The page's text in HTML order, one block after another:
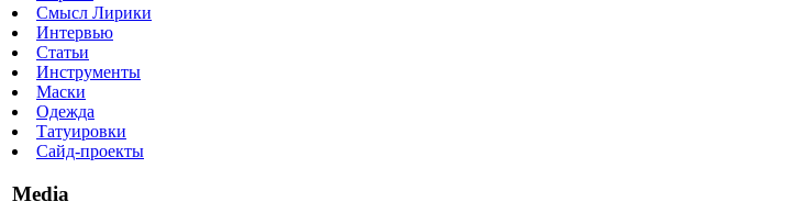
Смысл Лирики
Интервью
Статьи
Инструменты
Маски
Одежда
Татуировки
Сайд-проекты
Media